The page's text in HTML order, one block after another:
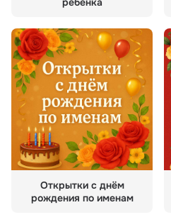
Открытки с днём
рождения по именам